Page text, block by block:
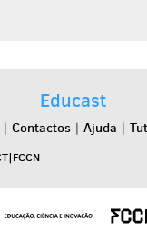
Educast
| Contactos| Ajuda |